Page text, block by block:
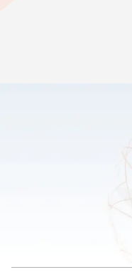
Nuestra escuela
ayudar a su
necesita para
específicos,